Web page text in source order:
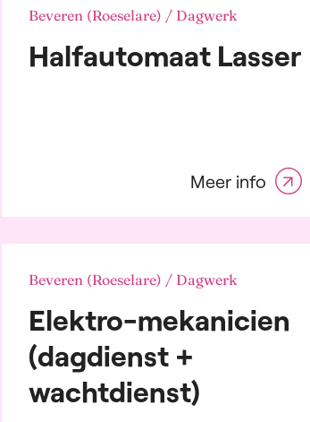
sector
transport en
Consumer
Durables
industrie
kleinhandel
Beveren (Roeselare) / Dagwerk
Halfautomaat Lasser
Meer info
Beveren (Roeselare) / Dagwerk
Elektro-mekanicien
(dagdienst +
wachtdienst)